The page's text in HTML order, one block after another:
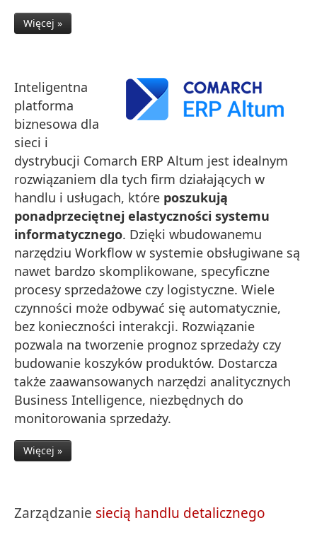
Więcej »
Inteligentna
platforma
biznesowa dla
sieci i
dystrybucji Comarch ERP Altum jest idealnym
rozwiązaniem dla tych firm działających w
handlu i usługach, które poszukują
ponadprzeciętnej elastyczności systemu
informatycznego. Dzięki wbudowanemu
narzędziu Workflow w systemie obsługiwane są
nawet bardzo skomplikowane, specyficzne
procesy sprzedażowe czy logistyczne. Wiele
czynności może odbywać się automatycznie,
bez konieczności interakcji. Rozwiązanie
pozwala na tworzenie prognoz sprzedaży czy
budowanie koszyków produktów. Dostarcza
także zaawansowanych narzędzi analitycznych
Business Intelligence, niezbędnych do
monitorowania sprzedaży.
Więcej »
Zarządzanie siecią handlu detalicznego